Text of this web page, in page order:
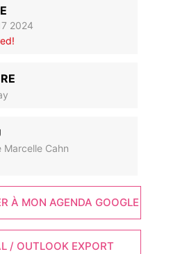
2024
Marcelle Cahn
À MON AGENDA GOOGLE
/ OUTLOOK EXPORT